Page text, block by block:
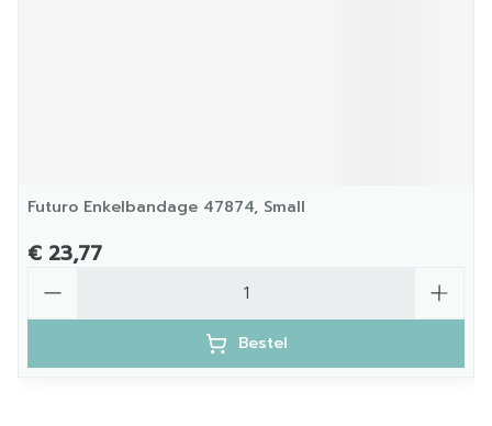
Futuro Enkelbandage 47874, Small
€ 23,77
Bestel